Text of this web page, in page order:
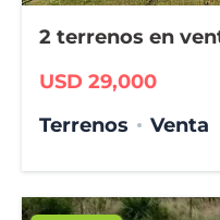
2 terrenos en
USD 29,000
Terrenos
Venta